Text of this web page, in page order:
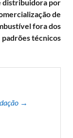
distribuidora por
de
fora dos
padrões técnicos
→